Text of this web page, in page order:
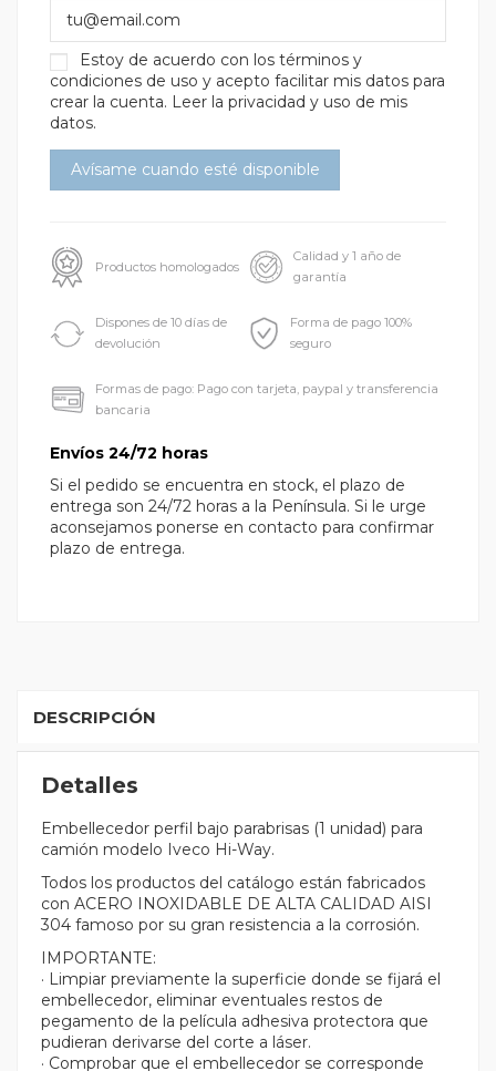
Estoy de acuerdo con los términos y
condiciones de uso y acepto facilitar mis datos para
crear la cuenta. Leer la privacidad y uso de mis
datos.
Productos homologados
Calidad y 1 año de
garantía
Dispones de 10 días de
devolución
Forma de pago 100%
seguro
Formas de pago: Pago con tarjeta, paypal y transferencia
bancaria
Envíos 24/72 horas
Si el pedido se encuentra en stock, el plazo de
entrega son 24/72 horas a la Península. Si le urge
aconsejamos ponerse en contacto para confirmar
plazo de entrega.
DESCRIPCIÓN
Detalles
Embellecedor perfil bajo parabrisas (1 unidad) para
camión modelo Iveco Hi-Way.
Todos los productos del catálogo están fabricados
con ACERO INOXIDABLE DE ALTA CALIDAD AISI
304 famoso por su gran resistencia a la corrosión.
IMPORTANTE:
· Limpiar previamente la superficie donde se fijará el
embellecedor, eliminar eventuales restos de
pegamento de la película adhesiva protectora que
pudieran derivarse del corte a láser.
· Comprobar que el embellecedor se corresponde